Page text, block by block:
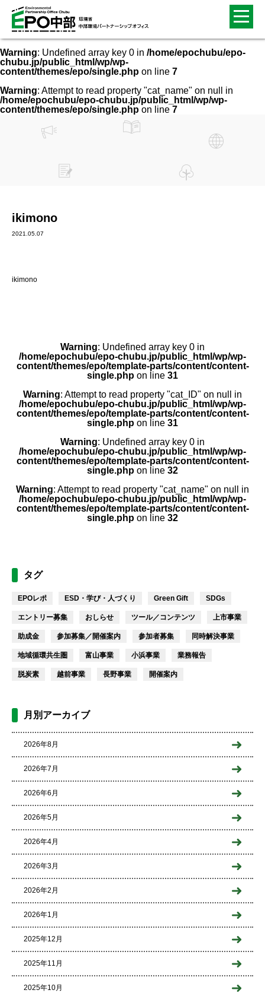
Warning: Undefined array key 0 in /home/epochubu/epo-
chubu.jp/public_html/wp/wp-
content/themes/epo/single.php on line 7
Warning: Attempt to read property "cat_name" on null in
/home/epochubu/epo-chubu.jp/public_html/wp/wp-
content/themes/epo/single.php on line 7
ikimono
2021.05.07
ikimono
Warning: Undefined array key 0 in
/home/epochubu/epo-chubu.jp/public_html/wp/wp-
content/themes/epo/template-parts/content/content-
single.php on line 31
Warning: Attempt to read property "cat_ID" on null in
/home/epochubu/epo-chubu.jp/public_html/wp/wp-
content/themes/epo/template-parts/content/content-
single.php on line 31
Warning: Undefined array key 0 in
/home/epochubu/epo-chubu.jp/public_html/wp/wp-
content/themes/epo/template-parts/content/content-
single.php on line 32
Warning: Attempt to read property "cat_name" on null in
/home/epochubu/epo-chubu.jp/public_html/wp/wp-
content/themes/epo/template-parts/content/content-
single.php on line 32
タグ
EPOレポ ESD・学び・人づくり Green Gift SDGs
エントリー募集 おしらせ ツール／コンテンツ 上市事業
助成金 参加募集／開催案内 参加者募集 同時解決事業
地域循環共生圏 富山事業 小浜事業 業務報告
脱炭素 越前事業 長野事業 開催案内
月別アーカイブ
2026年8月
2026年7月
2026年6月
2026年5月
2026年4月
2026年3月
2026年2月
2026年1月
2025年12月
2025年11月
2025年10月